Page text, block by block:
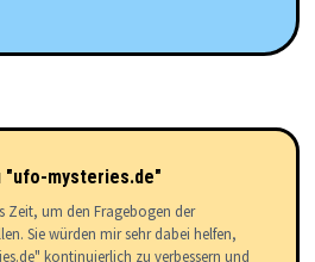
"ufo-mysteries.de"
Zeit, um den Fragebogen der
Sie würden mir sehr dabei helfen,
kontinuierlich zu verbessern und